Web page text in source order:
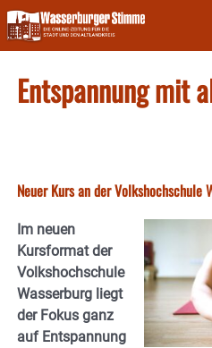
Skip
to
content
Entspannung mit
Neuer Kurs an der Volkshochschule
Im neuen
Kursformat der
Volkshochschule
Wasserburg liegt
der Fokus ganz
auf Entspannung